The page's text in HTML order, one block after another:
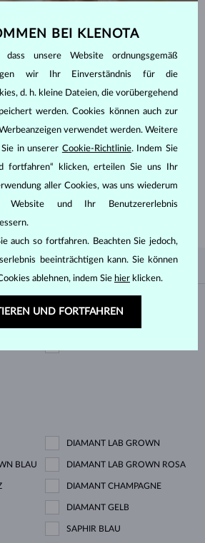
SIE MIT DEM BESTEN AN
beliebtesten Designs inspirieren - lieber
DIAMANT LAB GROWN
BLAU DIAMANT LAB GROWN ROSA
DIAMANT CHAMPAGNE
DIAMANT GELB
SAPHIR BLAU
BEI KLENOTA
dass unsere Website ordnungsgemäß
wir Ihr Einverständnis für die
d. h. kleine Dateien, die vorübergehend
werden. Cookies können auch zur
verwendet werden. Weitere
in unserer Cookie-Richtlinie. Indem Sie
fortfahren“ klicken, erteilen Sie uns Ihr
aller Cookies, was uns wiederum
Website und Ihr Benutzererlebnis
auch so fortfahren. Beachten Sie jedoch,
beeinträchtigen kann. Sie können
ablehnen, indem Sie hier klicken.
UND FORTFAHREN